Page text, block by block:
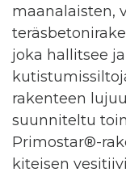
maanalaisten,
joka hallitsee
rakenteen
suunniteltu
Primostar®-
kiteisen